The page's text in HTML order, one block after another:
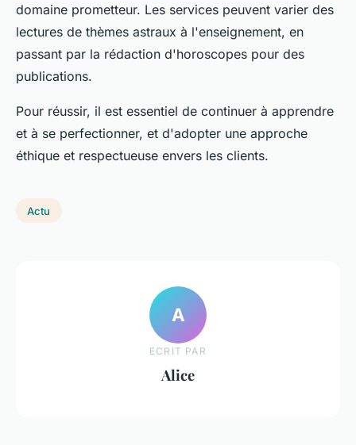
domaine prometteur. Les services peuvent varier des
lectures de thèmes astraux à l'enseignement, en
passant par la rédaction d'horoscopes pour des
publications.
Pour réussir, il est essentiel de continuer à apprendre
et à se perfectionner, et d'adopter une approche
éthique et respectueuse envers les clients.
Actu
A
ECRIT PAR
Alice